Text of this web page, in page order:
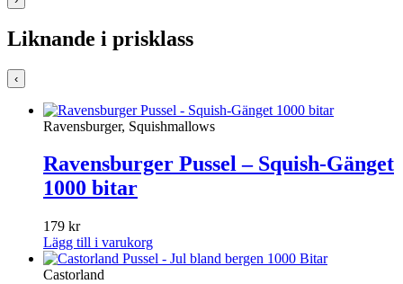
Liknande i prisklass
‹
Ravensburger, Squishmallows
Ravensburger Pussel – Squish-Gänget
1000 bitar
179 kr
Lägg till i varukorg
Castorland